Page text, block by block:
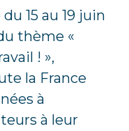
15 au 19 juin
thème «
! »,
la France
à
à leur